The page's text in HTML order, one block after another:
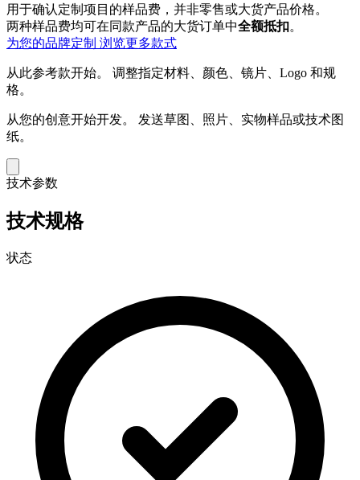
用于确认定制项目的样品费，并非零售或大货产品价格。
两种样品费均可在同款产品的大货订单中全额抵扣。
为您的品牌定制 浏览更多款式
从此参考款开始。 调整指定材料、颜色、镜片、Logo 和规
格。
从您的创意开始开发。 发送草图、照片、实物样品或技术图
纸。
技术参数
技术规格
状态